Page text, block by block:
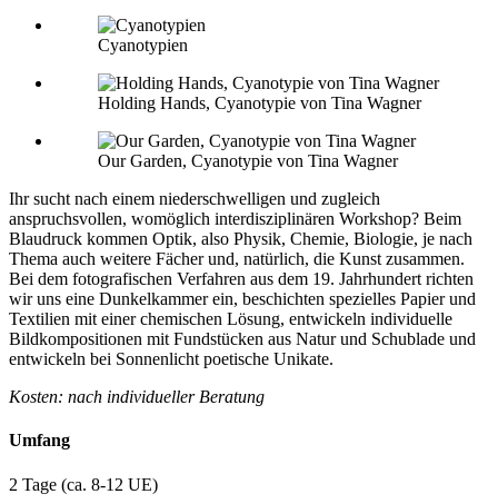
Cyanotypien
Holding Hands, Cyanotypie von Tina Wagner
Our Garden, Cyanotypie von Tina Wagner
Ihr sucht nach einem niederschwelligen und zugleich
anspruchsvollen, womöglich interdisziplinären Workshop? Beim
Blaudruck kommen Optik, also Physik, Chemie, Biologie, je nach
Thema auch weitere Fächer und, natürlich, die Kunst zusammen.
Bei dem fotografischen Verfahren aus dem 19. Jahrhundert richten
wir uns eine Dunkelkammer ein, beschichten spezielles Papier und
Textilien mit einer chemischen Lösung, entwickeln individuelle
Bildkompositionen mit Fundstücken aus Natur und Schublade und
entwickeln bei Sonnenlicht poetische Unikate.
Kosten: nach individueller Beratung
Umfang
2 Tage (ca. 8-12 UE)